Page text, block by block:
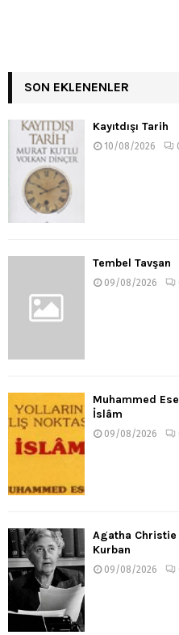
SON EKLENENLER
Kayıtdışı Tarih
10/08/2026
Tembel Tavşan
09/08/2026
Muhammed
İslâm
09/08/2026
Agatha Christie
Kurban
09/08/2026